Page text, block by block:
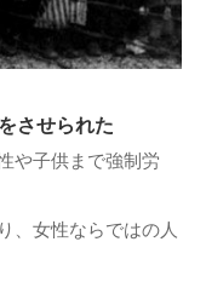
させられた
や子供まで強制労
、女性ならではの人